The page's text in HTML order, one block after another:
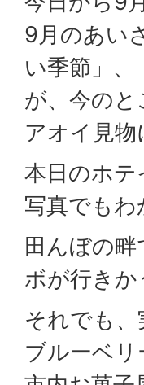
9月のあい
い季節」
が、今の
アオイ見
本日のホ
写真でも
田んぼの
ボが行き
それでも
ブルーベリ